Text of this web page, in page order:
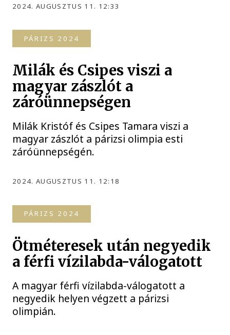
2024. AUGUSZTUS 11. 12:33
PÁRIZS 2024
Milák és Csipes viszi a
magyar zászlót a
záróünnepségen
Milák Kristóf és Csipes Tamara viszi a
magyar zászlót a párizsi olimpia esti
záróünnepségén.
2024. AUGUSZTUS 11. 12:18
PÁRIZS 2024
Ötméteresek után negyedik
a férfi vízilabda-válogatott
A magyar férfi vízilabda-válogatott a
negyedik helyen végzett a párizsi
olimpián.